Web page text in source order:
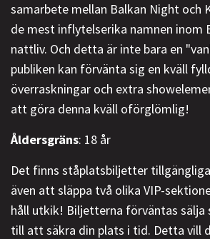
samarbete mellan Balkan Night och
de mest inflytelserika namnen inom
nattliv. Och detta är inte bara en
publiken kan förvänta sig en kväll
överraskningar och extra
att göra denna kväll oförglömlig!
Åldersgräns: 18 år
Det finns ståplatsbiljetter
även att släppa två olika VIP-
håll utkik! Biljetterna förväntas sälja
till att säkra din plats i tid. Detta vill